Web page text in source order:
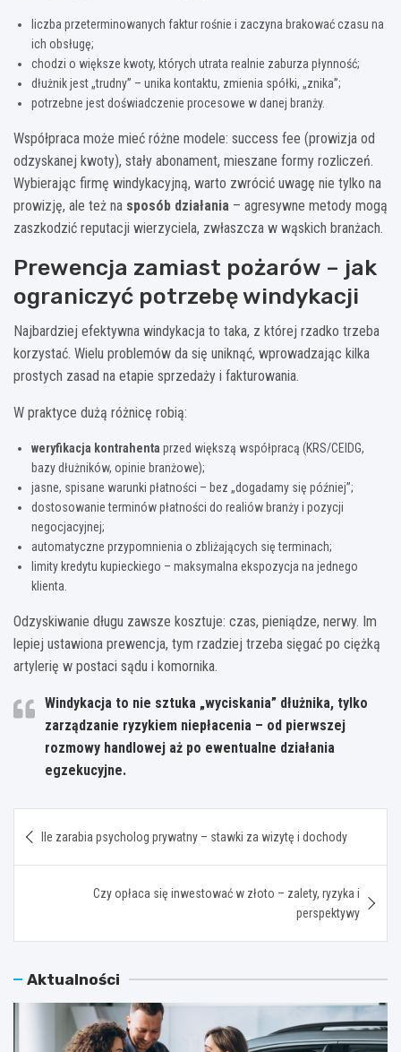
liczba przeterminowanych faktur rośnie i zaczyna brakować czasu na
ich obsługę;
chodzi o większe kwoty, których utrata realnie zaburza płynność;
dłużnik jest „trudny” – unika kontaktu, zmienia spółki, „znika”;
potrzebne jest doświadczenie procesowe w danej branży.
Współpraca może mieć różne modele: success fee (prowizja od
odzyskanej kwoty), stały abonament, mieszane formy rozliczeń.
Wybierając firmę windykacyjną, warto zwrócić uwagę nie tylko na
prowizję, ale też na sposób działania – agresywne metody mogą
zaszkodzić reputacji wierzyciela, zwłaszcza w wąskich branżach.
Prewencja zamiast pożarów – jak
ograniczyć potrzebę windykacji
Najbardziej efektywna windykacja to taka, z której rzadko trzeba
korzystać. Wielu problemów da się uniknąć, wprowadzając kilka
prostych zasad na etapie sprzedaży i fakturowania.
W praktyce dużą różnicę robią:
weryfikacja kontrahenta przed większą współpracą (KRS/CEIDG,
bazy dłużników, opinie branżowe);
jasne, spisane warunki płatności – bez „dogadamy się później”;
dostosowanie terminów płatności do realiów branży i pozycji
negocjacyjnej;
automatyczne przypomnienia o zbliżających się terminach;
limity kredytu kupieckiego – maksymalna ekspozycja na jednego
klienta.
Odzyskiwanie długu zawsze kosztuje: czas, pieniądze, nerwy. Im
lepiej ustawiona prewencja, tym rzadziej trzeba sięgać po ciężką
artylerię w postaci sądu i komornika.
Windykacja to nie sztuka „wyciskania” dłużnika, tylko
zarządzanie ryzykiem niepłacenia – od pierwszej
rozmowy handlowej aż po ewentualne działania
egzekucyjne.
wpisu
Ile zarabia psycholog prywatny – stawki za wizytę i dochody
Czy opłaca się inwestować w złoto – zalety, ryzyka i
perspektywy
Aktualności